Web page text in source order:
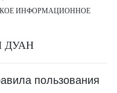
ИНФОРМАЦИОННОЕ
ДУАН
пользования